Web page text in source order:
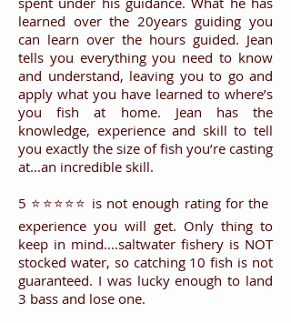
learned over the 20years guiding you
can learn over the hours guided. Jean
tells you everything you need to know
and understand, leaving you to go and
apply what you have learned to where’s
you fish at home. Jean has the
knowledge, experience and skill to tell
you exactly the size of fish you’re casting
at...an incredible skill.
5 ⭐️⭐️⭐️⭐️⭐️ is not enough rating for the
experience you will get. Only thing to
keep in mind....saltwater fishery is NOT
stocked water, so catching 10 fish is not
guaranteed. I was lucky enough to land
3 bass and lose one.